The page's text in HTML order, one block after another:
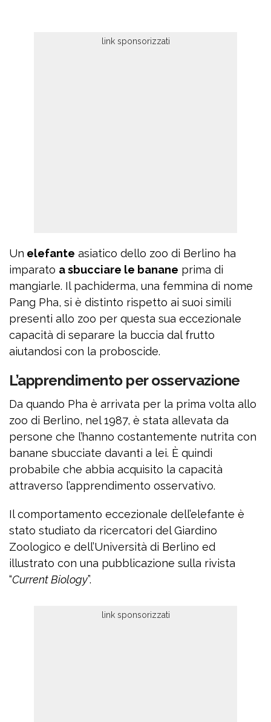
Un elefante asiatico dello zoo di Berlino ha
imparato a sbucciare le banane prima di
mangiarle. Il pachiderma, una femmina di nome
Pang Pha, si è distinto rispetto ai suoi simili
presenti allo zoo per questa sua eccezionale
capacità di separare la buccia dal frutto
aiutandosi con la proboscide.
L’apprendimento per osservazione
Da quando Pha è arrivata per la prima volta allo
zoo di Berlino, nel 1987, è stata allevata da
persone che l’hanno costantemente nutrita con
banane sbucciate davanti a lei. È quindi
probabile che abbia acquisito la capacità
attraverso l’apprendimento osservativo.
Il comportamento eccezionale dell’elefante è
stato studiato da ricercatori del Giardino
Zoologico e dell’Università di Berlino ed
illustrato con una pubblicazione sulla rivista
“Current Biology”.